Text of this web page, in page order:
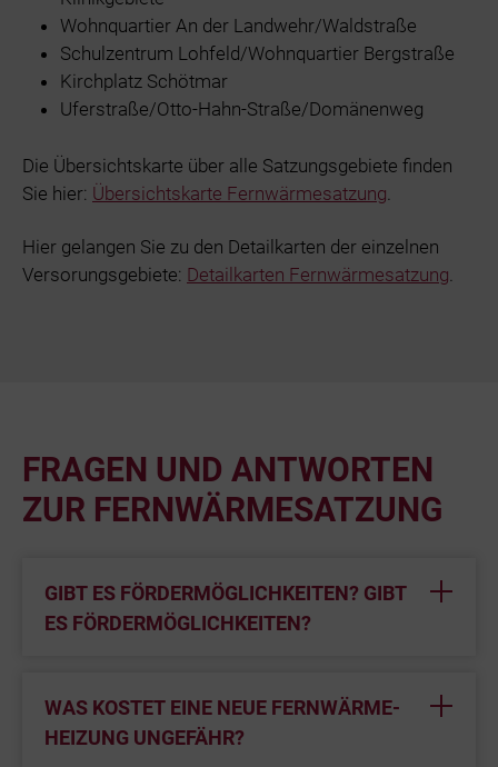
Wohnquartier An der Landwehr/Waldstraße
Schulzentrum Lohfeld/Wohnquartier Bergstraße
Kirchplatz Schötmar
Uferstraße/Otto-Hahn-Straße/Domänenweg
Die Übersichtskarte über alle Satzungsgebiete finden
Sie hier: Übersichtskarte Fernwärmesatzung
Hier gelangen Sie zu den Detailkarten der einzelnen
Versorungsgebiete: Detailkarten Fernwärmesatzung
FRAGEN UND ANTWORTEN
ZUR FERNWÄRMESATZUNG
GIBT ES FÖRDERMÖGLICHKEITEN? GIBT
ES FÖRDERMÖGLICHKEITEN?
WAS KOSTET EINE NEUE FERNWÄRME-
HEIZUNG UNGEFÄHR?